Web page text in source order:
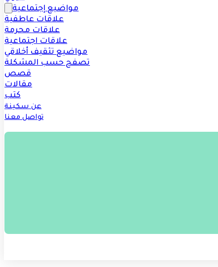
مواضيع إجتماعية
علاقات عاطفية
علاقات محرمة
علاقات اجتماعية
مواضيع تثقيف أخلاقي
تصفح حسب المشكلة
قصص
مقالات
كتب
عن سكينة
تواصل معنا